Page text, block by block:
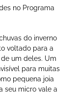
no Programa
do inverno
voltado para a
um deles. Um
para muitas
pequena joia
seu micro vale a